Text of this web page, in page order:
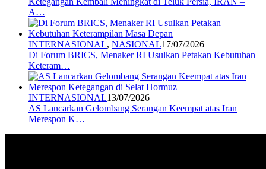
A…
INTERNASIONAL, NASIONAL17/07/2026
Di Forum BRICS, Menaker RI Usulkan Petakan Kebutuhan
Keteram…
INTERNASIONAL13/07/2026
AS Lancarkan Gelombang Serangan Keempat atas Iran
Merespon K…